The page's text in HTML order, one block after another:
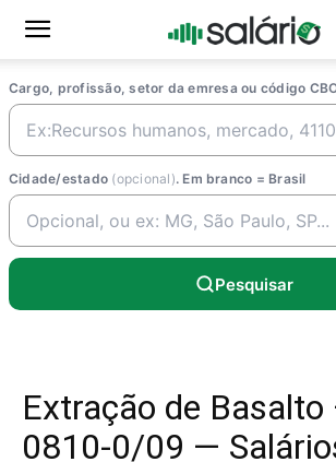
Cargo, profissão, setor da emresa ou código
Cidade/estado (opcional). Em branco = Brasil
Pesquisar
Extração de
0810-0/09 —